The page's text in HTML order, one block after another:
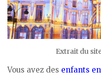
Extrait du
Vous avez des enfants